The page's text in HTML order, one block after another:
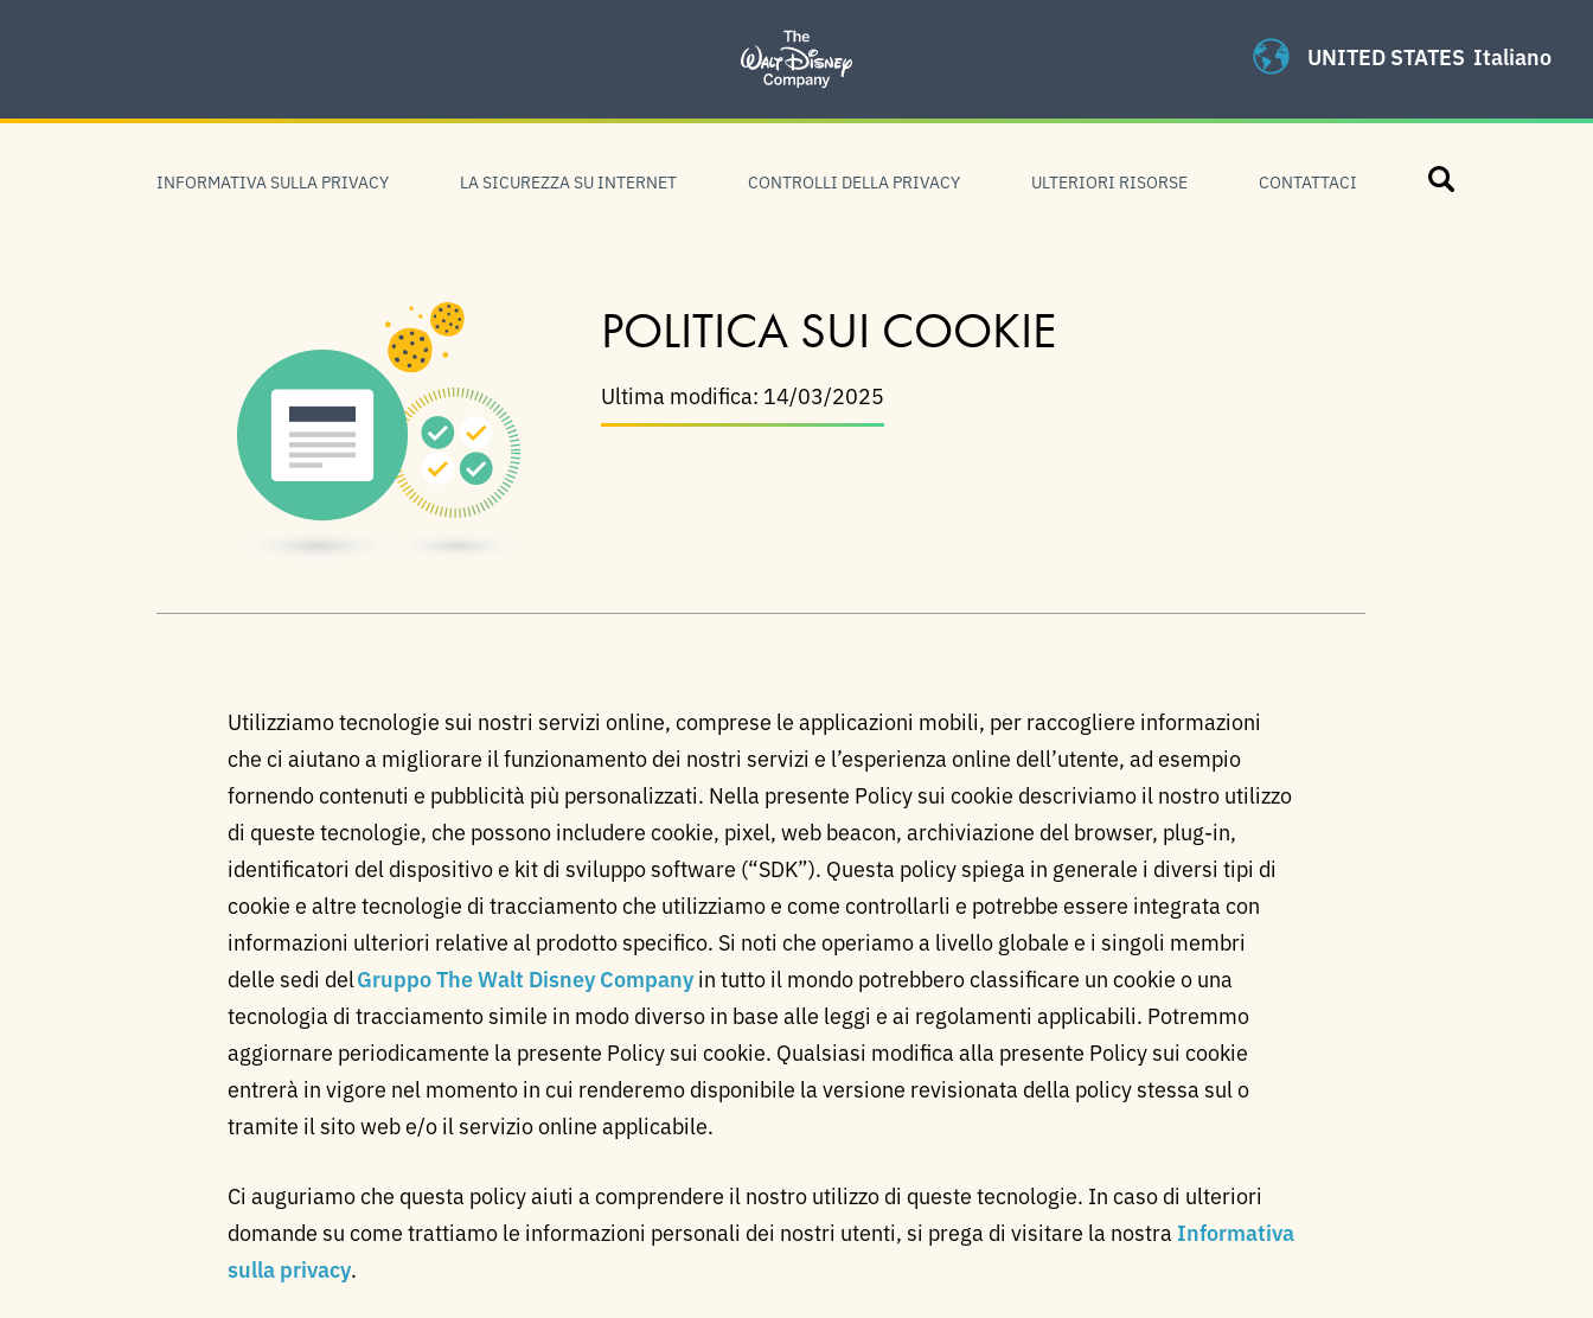
Skip
UNITED STATES Italiano
INFORMATIVA SULLA PRIVACY LA SICUREZZA SU INTERNET CONTROLLI DELLA PRIVACY ULTERIORI RISORSE CONTATTACI Cerca
POLITICA SUI COOKIE
Ultima modifica: 14/03/2025
Utilizziamo tecnologie sui nostri servizi online, comprese le applicazioni mobili, per raccogliere informazioni
che ci aiutano a migliorare il funzionamento dei nostri servizi e l’esperienza online dell’utente, ad esempio
fornendo contenuti e pubblicità più personalizzati. Nella presente Policy sui cookie descriviamo il nostro utilizzo
di queste tecnologie, che possono includere cookie, pixel, web beacon, archiviazione del browser, plug-in,
identificatori del dispositivo e kit di sviluppo software (“SDK”). Questa policy spiega in generale i diversi tipi di
cookie e altre tecnologie di tracciamento che utilizziamo e come controllarli e potrebbe essere integrata con
informazioni ulteriori relative al prodotto specifico. Si noti che operiamo a livello globale e i singoli membri
delle sedi delGruppo The Walt Disney Companyin tutto il mondo potrebbero classificare un cookie o una
tecnologia di tracciamento simile in modo diverso in base alle leggi e ai regolamenti applicabili. Potremmo
aggiornare periodicamente la presente Policy sui cookie. Qualsiasi modifica alla presente Policy sui cookie
entrerà in vigore nel momento in cui renderemo disponibile la versione revisionata della policy stessa sul o
tramite il sito web e/o il servizio online applicabile.
Ci auguriamo che questa policy aiuti a comprendere il nostro utilizzo di queste tecnologie. In caso di ulteriori
domande su come trattiamo le informazioni personali dei nostri utenti, si prega di visitare la nostra Informativa
sulla privacy.